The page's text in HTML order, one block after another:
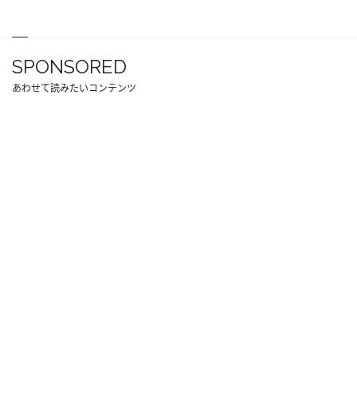
SPONSORED
あわせて読みたいコンテンツ